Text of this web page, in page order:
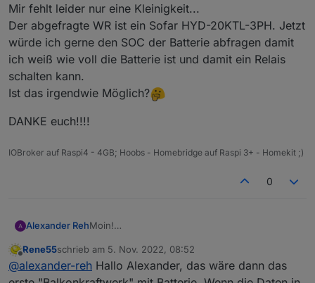
Mir fehlt leider nur eine Kleinigkeit...
Der abgefragte WR ist ein Sofar HYD-20KTL-3PH. Jetzt
würde ich gerne den SOC der Batterie abfragen damit
ich weiß wie voll die Batterie ist und damit ein Relais
schalten kann.
Ist das irgendwie Möglich?
DANKE euch!!!!
IOBroker auf Raspi4 - 4GB; Hoobs - Homebridge auf Raspi 3+ - Homekit ;)
0
Alexander RehMoin!
und finde den voll super!
Mir fehlt leider nur eine Kleinigkeit...
Der abgefragte WR ist ein Sofar HYD-20KTL-
DANKE euch!!!!
Offline
Rene55schrieb am 5. Nov. 2022, 08:52
zuletzt editiert von
@alexander-reh Hallo Alexander, das wäre dann das